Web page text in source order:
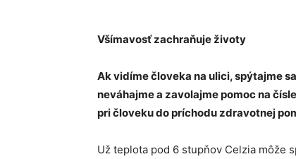
Všímavosť zachraňuje životy
Ak vidíme človeka na ulici, spýtajme
neváhajme a zavolajme pomoc na
pri človeku do príchodu zdravotnej
Už teplota pod 6 stupňov Celzia môže